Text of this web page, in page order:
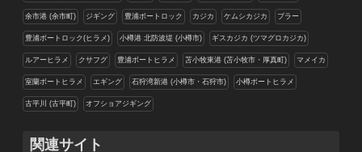
余市港 (余市町) ジギング 豊浦ボートロック カジカ ケムシカジカ ブラー
豊浦ボートロック(ヒラメ) 小樽港 北防波堤 (小樽市) ギスカジカ (ツマグロカジカ)
ルアーヒラメ クサフグ 豊浦ボートヒラメ 苫小牧東港 (苫小牧市・厚真町) マメイカ
室蘭ボートヒラメ エギング 石狩湾新港 (小樽市・石狩市) 小樽ボートヒラメ
古平川 (古平町) オフショアジギング
関連サイト